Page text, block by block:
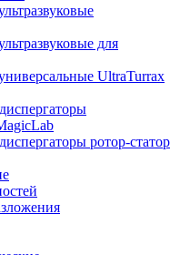
для
UltraTurrax
ротор-статор